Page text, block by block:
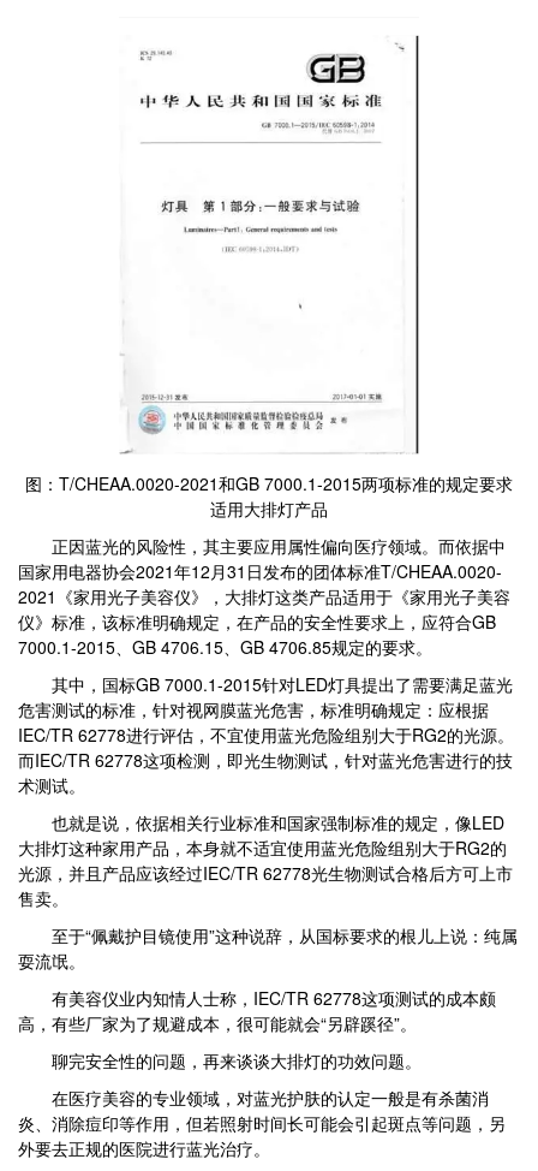
图：T/CHEAA.0020-2021和GB 7000.1-2015两项标准的规定要求
适用大排灯产品
正因蓝光的风险性，其主要应用属性偏向医疗领域。而依据中
国家用电器协会2021年12月31日发布的团体标准T/CHEAA.0020-
2021《家用光子美容仪》，大排灯这类产品适用于《家用光子美容
仪》标准，该标准明确规定，在产品的安全性要求上，应符合GB
7000.1-2015、GB 4706.15、GB 4706.85规定的要求。
其中，国标GB 7000.1-2015针对LED灯具提出了需要满足蓝光
危害测试的标准，针对视网膜蓝光危害，标准明确规定：应根据
IEC/TR 62778进行评估，不宜使用蓝光危险组别大于RG2的光源。
而IEC/TR 62778这项检测，即光生物测试，针对蓝光危害进行的技
术测试。
也就是说，依据相关行业标准和国家强制标准的规定，像LED
大排灯这种家用产品，本身就不适宜使用蓝光危险组别大于RG2的
光源，并且产品应该经过IEC/TR 62778光生物测试合格后方可上市
售卖。
至于“佩戴护目镜使用”这种说辞，从国标要求的根儿上说：纯属
耍流氓。
有美容仪业内知情人士称，IEC/TR 62778这项测试的成本颇
高，有些厂家为了规避成本，很可能就会“另辟蹊径”。
聊完安全性的问题，再来谈谈大排灯的功效问题。
在医疗美容的专业领域，对蓝光护肤的认定一般是有杀菌消
炎、消除痘印等作用，但若照射时间长可能会引起斑点等问题，另
外要去正规的医院进行蓝光治疗。